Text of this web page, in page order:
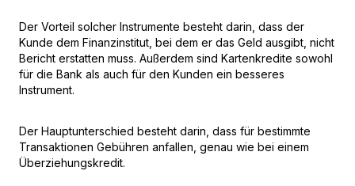
Der Vorteil solcher Instrumente besteht darin, dass der
Kunde dem Finanzinstitut, bei dem er das Geld ausgibt, nicht
Bericht erstatten muss. Außerdem sind Kartenkredite sowohl
für die Bank als auch für den Kunden ein besseres
Instrument.
Der Hauptunterschied besteht darin, dass für bestimmte
Transaktionen Gebühren anfallen, genau wie bei einem
Überziehungskredit.